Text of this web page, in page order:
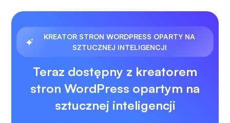
KREATOR STRON WORDPRESS OPARTY NA
SZTUCZNEJ INTELIGENCJI
Teraz dostępny z kreatorem
stron WordPress opartym na
sztucznej inteligencji